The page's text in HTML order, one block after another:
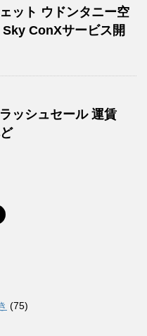
ット ウドンタニー空
ConXサービス開
ッシュセール 運賃
(75)